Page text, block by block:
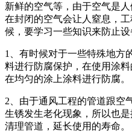
新鲜的空气等，由于空气是
在封闭的空气会让人窒息，
候，要学习一些知识来防止设
1、有时候对于一些特殊地方
料进行防腐保护，在使用涂
在均匀的涂上涂料进行防腐。
2、由于通风工程的管道跟空
生锈发生老化现象，所以也
清理管道，延长使用的寿命。